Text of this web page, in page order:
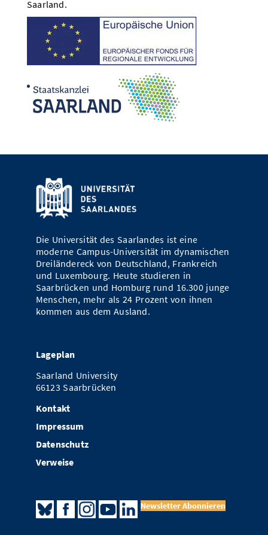
Saarland.
Die Universität des Saarlandes ist eine
moderne Campus-Universität im dynamischen
Dreiländereck von Deutschland, Frankreich
und Luxembourg. Heute studieren in
Saarbrücken und Homburg rund 16.300 junge
Menschen, mehr als 24 Prozent von ihnen
kommen aus dem Ausland.
Lageplan
Saarland University
66123 Saarbrücken
Kontakt
Impressum
Datenschutz
Verweise
Newsletter Abonnieren